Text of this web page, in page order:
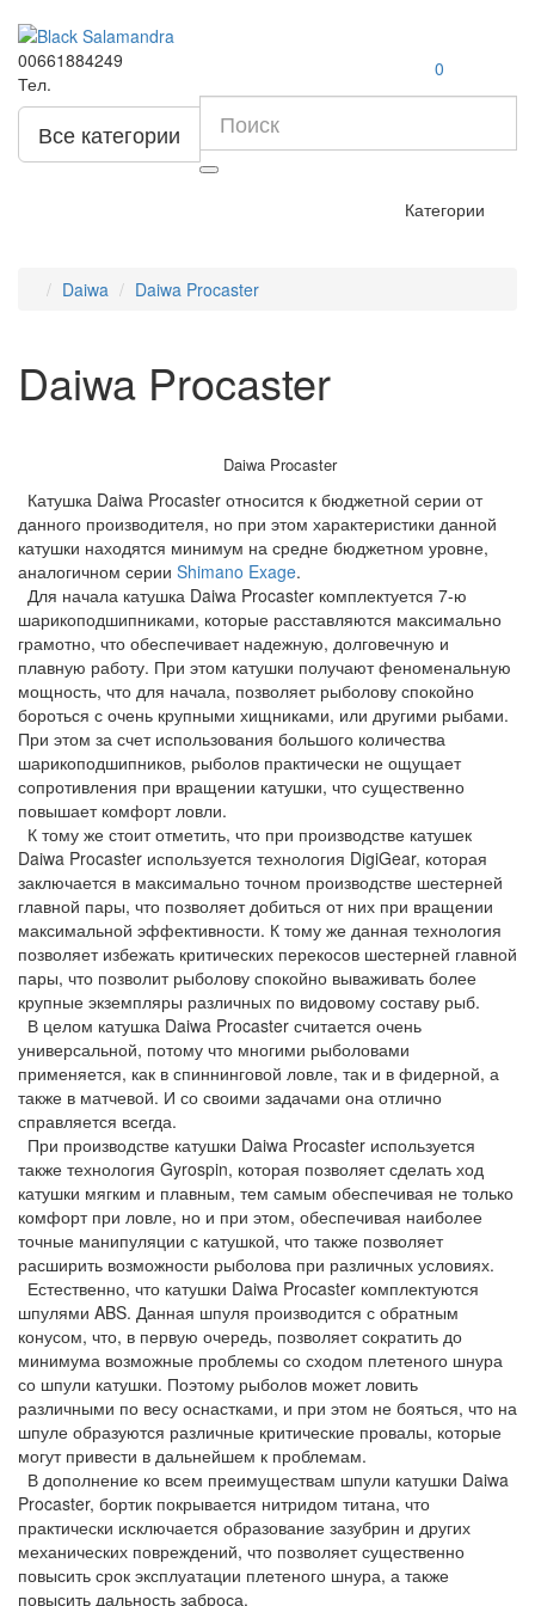
00661884249
Тел.
0
Все категории
Категории
Daiwa Daiwa Procaster
Daiwa Procaster
Daiwa Procaster
Катушка Daiwa Procaster относится к бюджетной серии от
данного производителя, но при этом характеристики данной
катушки находятся минимум на средне бюджетном уровне,
аналогичном серии Shimano Exage.
Для начала катушка Daiwa Procaster комплектуется 7-ю
шарикоподшипниками, которые расставляются максимально
грамотно, что обеспечивает надежную, долговечную и
плавную работу. При этом катушки получают феноменальную
мощность, что для начала, позволяет рыболову спокойно
бороться с очень крупными хищниками, или другими рыбами.
При этом за счет использования большого количества
шарикоподшипников, рыболов практически не ощущает
сопротивления при вращении катушки, что существенно
повышает комфорт ловли.
К тому же стоит отметить, что при производстве катушек
Daiwa Procaster используется технология DigiGear, которая
заключается в максимально точном производстве шестерней
главной пары, что позволяет добиться от них при вращении
максимальной эффективности. К тому же данная технология
позволяет избежать критических перекосов шестерней главной
пары, что позволит рыболову спокойно вываживать более
крупные экземпляры различных по видовому составу рыб.
В целом катушка Daiwa Procaster считается очень
универсальной, потому что многими рыболовами
применяется, как в спиннинговой ловле, так и в фидерной, а
также в матчевой. И со своими задачами она отлично
справляется всегда.
При производстве катушки Daiwa Procaster используется
также технология Gyrospin, которая позволяет сделать ход
катушки мягким и плавным, тем самым обеспечивая не только
комфорт при ловле, но и при этом, обеспечивая наиболее
точные манипуляции с катушкой, что также позволяет
расширить возможности рыболова при различных условиях.
Естественно, что катушки Daiwa Procaster комплектуются
шпулями ABS. Данная шпуля производится с обратным
конусом, что, в первую очередь, позволяет сократить до
минимума возможные проблемы со сходом плетеного шнура
со шпули катушки. Поэтому рыболов может ловить
различными по весу оснастками, и при этом не бояться, что на
шпуле образуются различные критические провалы, которые
могут привести в дальнейшем к проблемам.
В дополнение ко всем преимуществам шпули катушки Daiwa
Procaster, бортик покрывается нитридом титана, что
практически исключается образование зазубрин и других
механических повреждений, что позволяет существенно
повысить срок эксплуатации плетеного шнура, а также
повысить дальность заброса.